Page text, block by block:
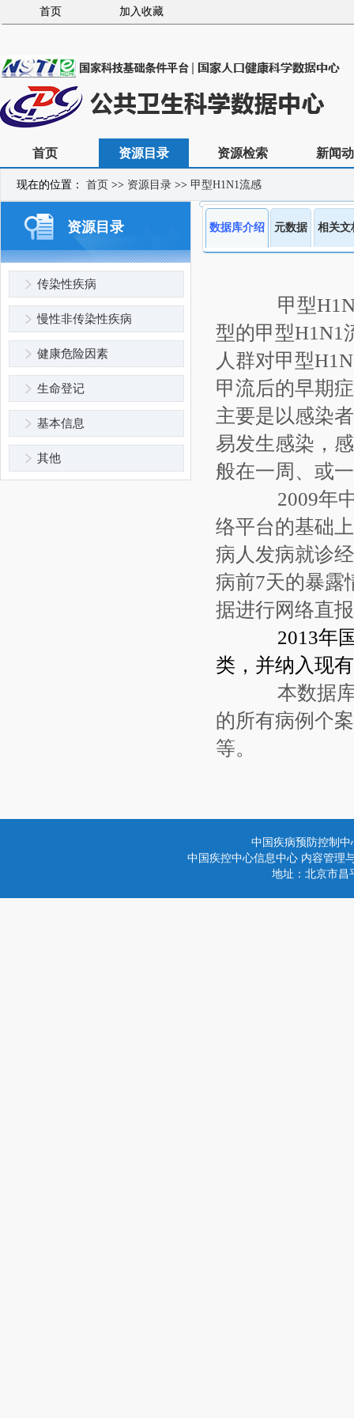
首页 加入收藏
首页 资源目录 资源检索 新闻
现在的位置： 首页 >> 资源目录 >> 甲型H1N1流感
资源目录
传染性疾病
慢性非传染性疾病
健康危险因素
生命登记
基本信息
其他
数据库介绍 元数据 相关文
甲型H1N1
型的甲型H1N1
人群对甲型
甲流后的早期
主要是以感染
易发生感染，
般在一周、或
2009年中
络平台的基础
病人发病就诊
病前7天的暴露
据进行网络直
2013年
类，并纳入现
本数据库
的所有病例个
等。
中国疾病预防控制
中国疾控中心信息中心 内容管理
地址：北京市昌